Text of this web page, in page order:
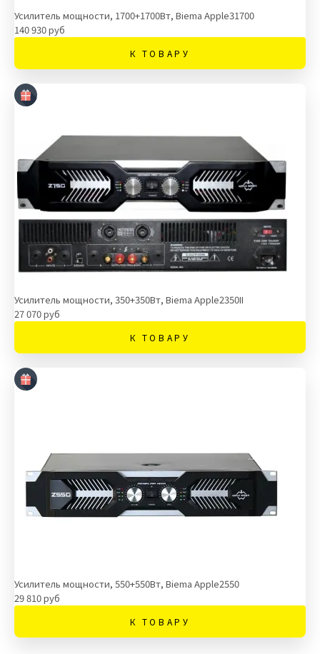
Усилитель мощности, 1700+1700Вт, Biema Apple31700
140 930 руб
К ТОВАРУ
Усилитель мощности, 350+350Вт, Biema Apple2350II
27 070 руб
К ТОВАРУ
Усилитель мощности, 550+550Вт, Biema Apple2550
29 810 руб
К ТОВАРУ